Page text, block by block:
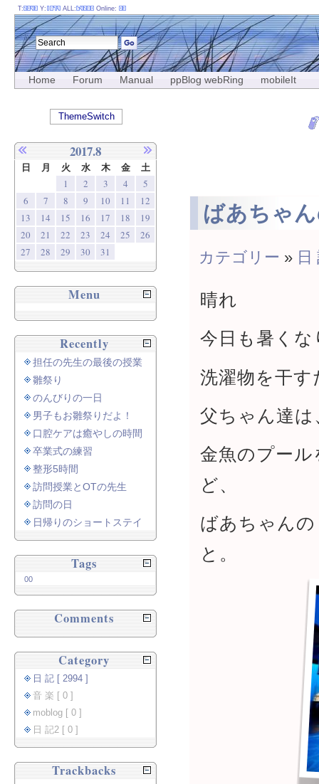
Home Forum Manual ppBlog webRing mobileIt
ばあちゃ
カテゴリー » 日
晴れ
今日も暑くな
洗濯物を干
父ちゃん達
金魚のプー
ど、
ばあちゃん
と。
T: Y: ALL: Online:
ThemeSwitch
2017.8
日 月 火 水 木 金 土
1 2 3 4
5
6
7 8 9 10 11
12
13
14 15 16 17 18
19
20
21 22 23 24 25
26
27
28 29 30 31
Menu
Recently
担任の先生の最後の授業
雛祭り
のんびりの一日
男子もお雛祭りだよ！
口腔ケアは癒やしの時間
卒業式の練習
整形5時間
訪問授業とOTの先生
訪問の日
日帰りのショートステイ
Tags
00
Comments
Category
日 記 [ 2994 ]
音 楽 [ 0 ]
moblog [ 0 ]
日 記2 [ 0 ]
Trackbacks